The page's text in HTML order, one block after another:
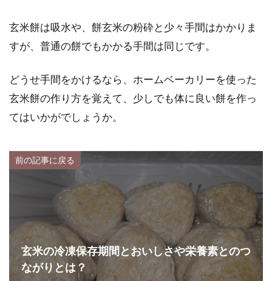
玄米餅は吸水や、餅玄米の粉砕と少々手間はかかりま
すが、普通の餅でもかかる手間は同じです。
どうせ手間をかけるなら、ホームベーカリーを使った
玄米餅の作り方を覚えて、少しでも体に良い餅を作っ
てはいかがでしょうか。
前の記事に戻る
玄米の冷凍保存期間とおいしさや栄養素とのつ
ながりとは？